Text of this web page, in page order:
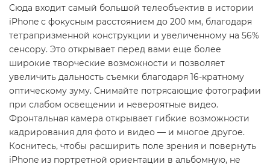
Сюда входит самый большой телеобъектив в истории
iPhone с фокусным расстоянием до 200 мм, благодаря
тетрапризменной конструкции и увеличенному на 56%
сенсору. Это открывает перед вами еще более
широкие творческие возможности и позволяет
увеличить дальность съемки благодаря 16-кратному
оптическому зуму. Снимайте потрясающие фотографии
при слабом освещении и невероятные видео.
Фронтальная камера открывает гибкие возможности
кадрирования для фото и видео — и многое другое.
Коснитесь, чтобы расширить поле зрения и повернуть
iPhone из портретной ориентации в альбомную, не